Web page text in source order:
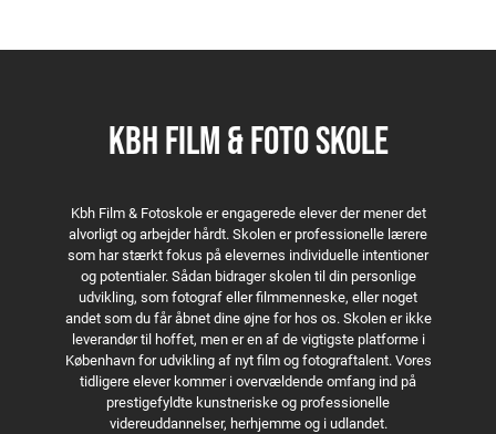
KBH FILM & FOTO SKOLE
Kbh Film & Fotoskole er engagerede elever der mener det
alvorligt og arbejder hårdt. Skolen er professionelle lærere
som har stærkt fokus på elevernes individuelle intentioner
og potentialer. Sådan bidrager skolen til din personlige
udvikling, som fotograf eller filmmenneske, eller noget
andet som du får åbnet dine øjne for hos os. Skolen er ikke
leverandør til hoffet, men er en af de vigtigste platforme i
København for udvikling af nyt film og fotograftalent. Vores
tidligere elever kommer i overvældende omfang ind på
prestigefyldte kunstneriske og professionelle
videreuddannelser, herhjemme og i udlandet.